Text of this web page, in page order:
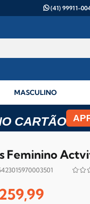
(41) 99911-
MASCULINO
CARTÃO
Feminino